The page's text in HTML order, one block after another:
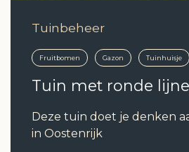
Tuinbeheer
Fruitbomen Gazon Tuinhuisje
Tuin met ronde
Deze tuin doet je denken
in Oostenrijk